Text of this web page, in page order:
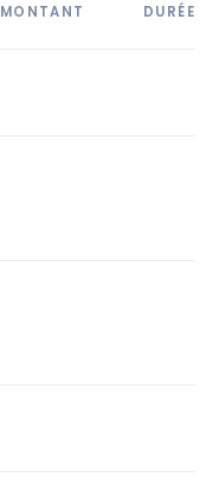
MONTANT DURÉE